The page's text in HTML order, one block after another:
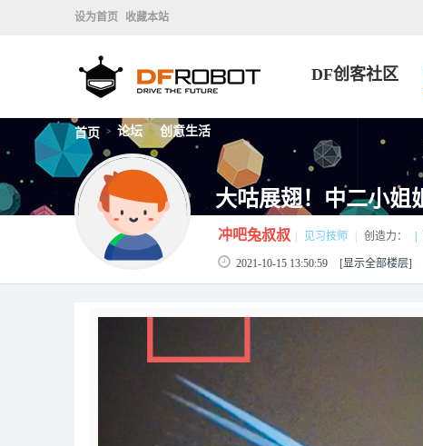
设为首页 收藏本站
DF创客社区
首页 > 论坛 > 创意生活
大咕展翅！中二小姐
冲吧兔叔叔 见习技师 创造力：
2021-10-15 13:50:59 [显示全部楼层]